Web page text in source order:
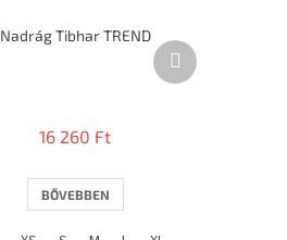
Nadrág Tibhar TREND
16 260 Ft
BŐVEBBEN
Következő
termék